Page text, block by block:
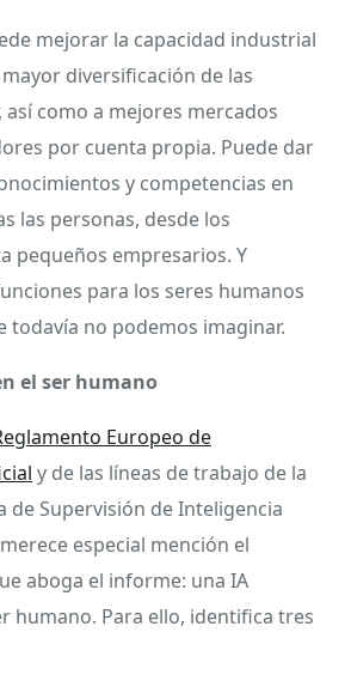
mejorar la capacidad industrial
diversificación de las
así como a mejores mercados
por cuenta propia. Puede dar
y competencias en
las personas, desde los
pequeños empresarios. Y
para los seres humanos
todavía no podemos imaginar.
el ser humano
Europeo de
y de las líneas de trabajo de la
de Supervisión de Inteligencia
especial mención el
aboga el informe: una IA
humano. Para ello, identifica tres